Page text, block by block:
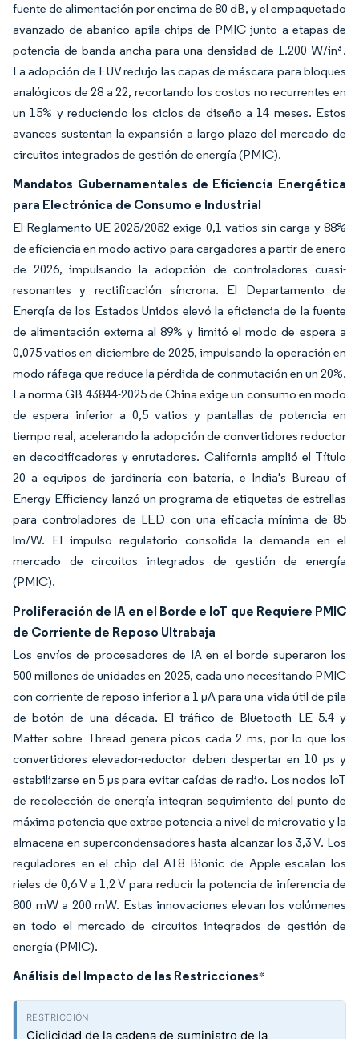
fuente de alimentación por encima de 80 dB, y el empaquetado
avanzado de abanico apila chips de PMIC junto a etapas de
potencia de banda ancha para una densidad de 1.200 W/in³.
La adopción de EUV redujo las capas de máscara para bloques
analógicos de 28 a 22, recortando los costos no recurrentes en
un 15% y reduciendo los ciclos de diseño a 14 meses. Estos
avances sustentan la expansión a largo plazo del mercado de
circuitos integrados de gestión de energía (PMIC).
Mandatos Gubernamentales de Eficiencia Energética
para Electrónica de Consumo e Industrial
El Reglamento UE 2025/2052 exige 0,1 vatios sin carga y 88%
de eficiencia en modo activo para cargadores a partir de enero
de 2026, impulsando la adopción de controladores cuasi-
resonantes y rectificación síncrona. El Departamento de
Energía de los Estados Unidos elevó la eficiencia de la fuente
de alimentación externa al 89% y limitó el modo de espera a
0,075 vatios en diciembre de 2025, impulsando la operación en
modo ráfaga que reduce la pérdida de conmutación en un 20%.
La norma GB 43844-2025 de China exige un consumo en modo
de espera inferior a 0,5 vatios y pantallas de potencia en
tiempo real, acelerando la adopción de convertidores reductor
en decodificadores y enrutadores. California amplió el Título
20 a equipos de jardinería con batería, e India's Bureau of
Energy Efficiency lanzó un programa de etiquetas de estrellas
para controladores de LED con una eficacia mínima de 85
lm/W. El impulso regulatorio consolida la demanda en el
mercado de circuitos integrados de gestión de energía
(PMIC).
Proliferación de IA en el Borde e IoT que Requiere PMIC
de Corriente de Reposo Ultrabaja
Los envíos de procesadores de IA en el borde superaron los
500 millones de unidades en 2025, cada uno necesitando PMIC
con corriente de reposo inferior a 1 µA para una vida útil de pila
de botón de una década. El tráfico de Bluetooth LE 5.4 y
Matter sobre Thread genera picos cada 2 ms, por lo que los
convertidores elevador-reductor deben despertar en 10 µs y
estabilizarse en 5 µs para evitar caídas de radio. Los nodos IoT
de recolección de energía integran seguimiento del punto de
máxima potencia que extrae potencia a nivel de microvatio y la
almacena en supercondensadores hasta alcanzar los 3,3 V. Los
reguladores en el chip del A18 Bionic de Apple escalan los
rieles de 0,6 V a 1,2 V para reducir la potencia de inferencia de
800 mW a 200 mW. Estas innovaciones elevan los volúmenes
en todo el mercado de circuitos integrados de gestión de
energía (PMIC).
Análisis del Impacto de las Restricciones*
Ciclicidad de la cadena de suministro de la